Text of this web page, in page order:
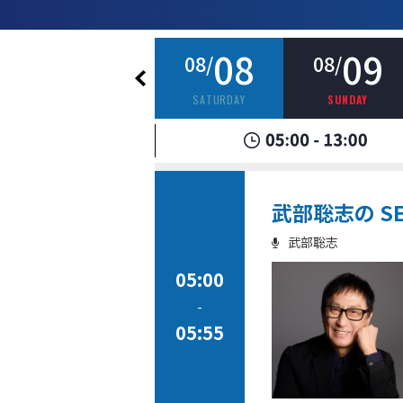
08/08
SATURDAY
08/09
SUNDAY
05:00
-
05:55
武部聡志の
武部聡志